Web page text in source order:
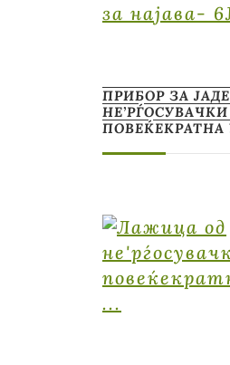
за најава-
ПРИБОР ЗА
ПОВЕЌЕКРАТНА